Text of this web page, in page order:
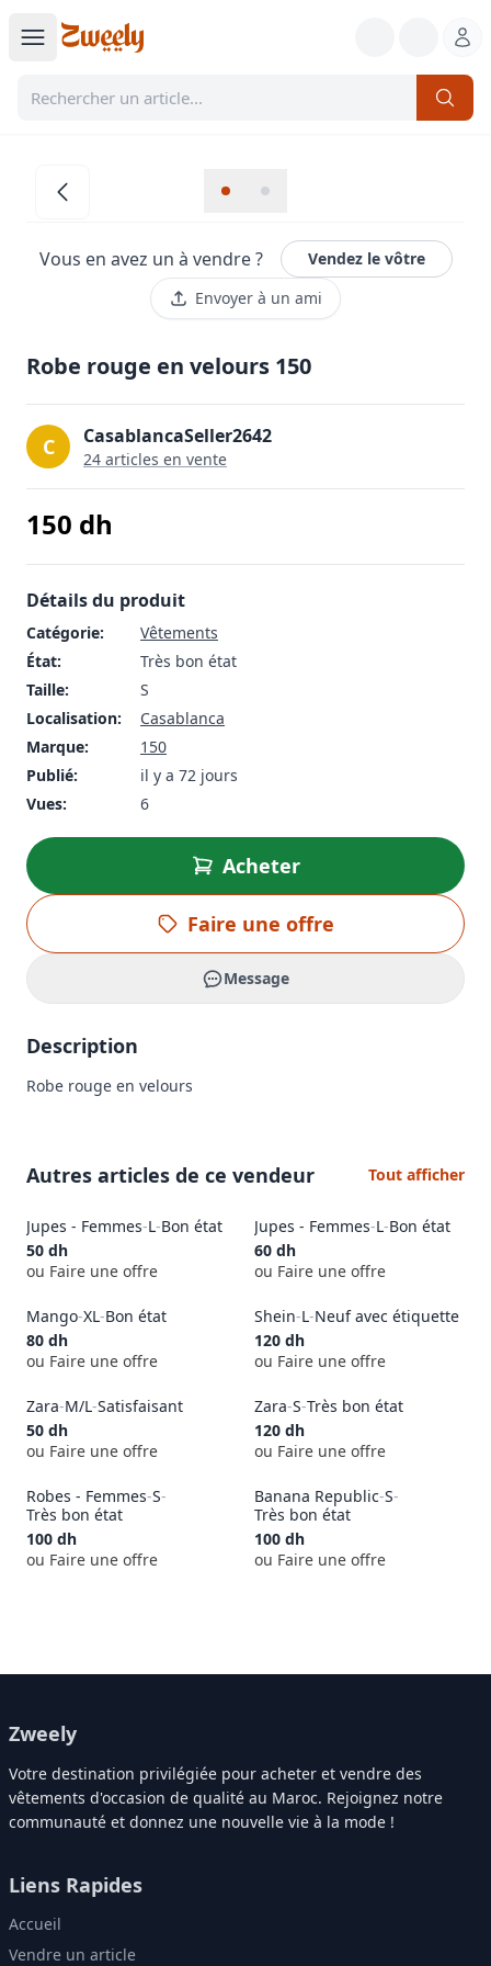
Vous en avez un à vendre ?
Vendez le vôtre
Envoyer à un ami
Robe rouge en velours 150
C CasablancaSeller2642
24 articles en vente
150 dh
Détails du produit
Catégorie:
Vêtements
État:
Très bon état
Taille:
S
Localisation:
Casablanca
Marque:
150
Publié:
il y a 72 jours
Vues:
6
Acheter
Faire une offre
Message
Description
Robe rouge en velours
Autres articles de ce vendeur Tout afficher
Jupes - Femmes-L-Bon état
50 dh
ou Faire une offre
Jupes - Femmes-L-Bon état
60 dh
ou Faire une offre
Mango-XL-Bon état
80 dh
ou Faire une offre
Shein-L-Neuf avec étiquette
120 dh
ou Faire une offre
Zara-M/L-Satisfaisant
50 dh
ou Faire une offre
Zara-S-Très bon état
120 dh
ou Faire une offre
Robes - Femmes-S-
Très bon état
100 dh
ou Faire une offre
Banana Republic-S-
Très bon état
100 dh
ou Faire une offre
Zweely
Votre destination privilégiée pour acheter et vendre des
vêtements d'occasion de qualité au Maroc. Rejoignez notre
communauté et donnez une nouvelle vie à la mode !
Liens Rapides
Accueil
Vendre un article